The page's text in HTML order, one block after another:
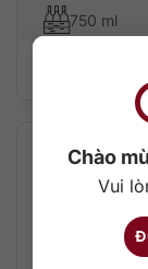
Chào
Vui
750 ml